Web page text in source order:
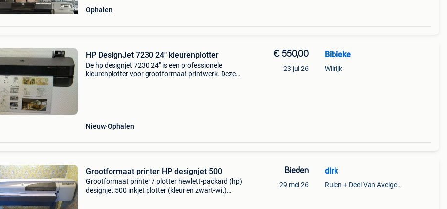
Ophalen
HP DesignJet 7230 24" kleurenplotter
De hp designjet 7230 24" is een professionele
kleurenplotter voor grootformaat printwerk. Deze
Nieuw Ophalen
€ 550,00
23 jul 26
Bibieke
Wilrijk
Grootformaat printer HP designjet 500
Grootformaat printer / plotter hewlett-packard (hp)
designjet 500 inkjet plotter (kleur en zwart-wit)
Bieden
29 mei 26
dirk
Ruien + Deel Van Avelgem En Waarmaarde